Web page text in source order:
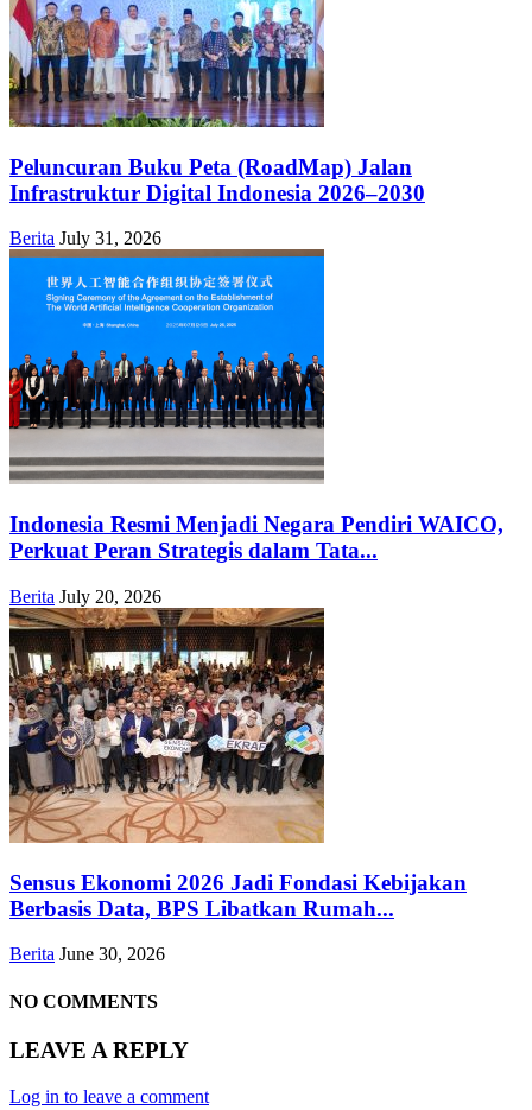
Peluncuran Buku Peta (RoadMap) Jalan
Infrastruktur Digital Indonesia 2026–2030
Berita July 31, 2026
Indonesia Resmi Menjadi Negara Pendiri WAICO,
Perkuat Peran Strategis dalam Tata...
Berita July 20, 2026
Sensus Ekonomi 2026 Jadi Fondasi Kebijakan
Berbasis Data, BPS Libatkan Rumah...
Berita June 30, 2026
NO COMMENTS
LEAVE A REPLY
Log in to leave a comment